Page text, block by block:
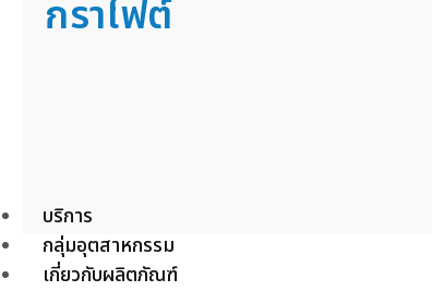
กราไฟต์
บริการ
กลุ่มอุตสาหกรรม
เกี่ยวกับผลิตภัณฑ์